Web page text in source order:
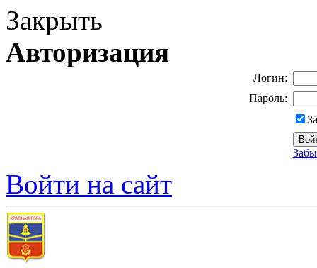
Закрыть
Авторизация
Логин:
Пароль:
Войти на сайт